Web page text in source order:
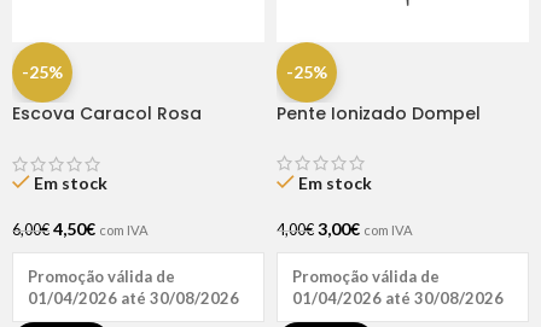
-25%
Escova Caracol Rosa
Em stock
6,00€ 4,50€ com IVA
Promoção válida de
01/04/2026 até 30/08/2026
-25%
Pente Ionizado Dompel
Em stock
4,00€ 3,00€ com IVA
Promoção válida de
01/04/2026 até 30/08/2026